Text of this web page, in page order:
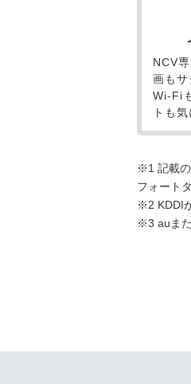
NCV
画も
Wi-Fi
トも
※1 記載の
フォート
※2 KDDI
※3 auま